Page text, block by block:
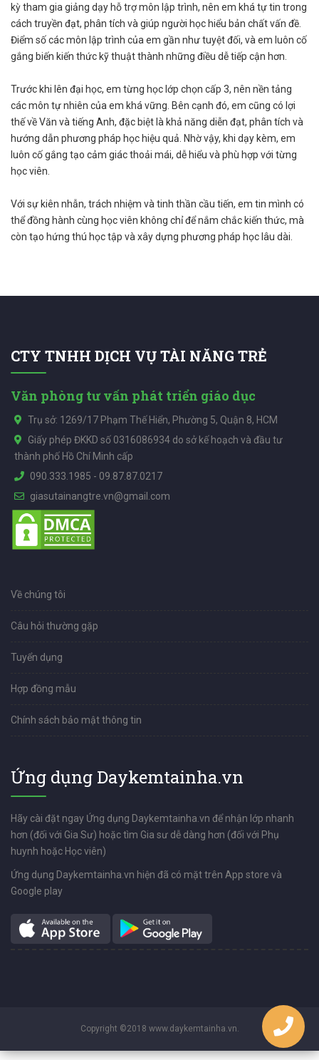
kỳ tham gia giảng dạy hỗ trợ môn lập trình, nên em khá tự tin trong
cách truyền đạt, phân tích và giúp người học hiểu bản chất vấn đề.
Điểm số các môn lập trình của em gần như tuyệt đối, và em luôn cố
gắng biến kiến thức kỹ thuật thành những điều dễ tiếp cận hơn.
Trước khi lên đại học, em từng học lớp chọn cấp 3, nên nền tảng
các môn tự nhiên của em khá vững. Bên cạnh đó, em cũng có lợi
thế về Văn và tiếng Anh, đặc biệt là khả năng diễn đạt, phân tích và
hướng dẫn phương pháp học hiệu quả. Nhờ vậy, khi dạy kèm, em
luôn cố gắng tạo cảm giác thoải mái, dễ hiểu và phù hợp với từng
học viên.
Với sự kiên nhẫn, trách nhiệm và tinh thần cầu tiến, em tin mình có
thể đồng hành cùng học viên không chỉ để nắm chắc kiến thức, mà
còn tạo hứng thú học tập và xây dựng phương pháp học lâu dài.
CTY TNHH DỊCH VỤ TÀI NĂNG TRẺ
Văn phòng tư vấn phát triển giáo dục
Trụ sở: 1269/17 Phạm Thế Hiển, Phường 5, Quận 8, HCM
Giấy phép ĐKKD số 0316086934 do sở kế hoạch và đầu tư
thành phố Hồ Chí Minh cấp
090.333.1985 - 09.87.87.0217
giasutainangtre.vn@gmail.com
Về chúng tôi
Câu hỏi thường gặp
Tuyển dụng
Hợp đồng mẫu
Chính sách bảo mật thông tin
Ứng dụng Daykemtainha.vn
Hãy cài đặt ngay Ứng dụng Daykemtainha.vn để nhận lớp nhanh
hơn (đối với Gia Sư) hoặc tìm Gia sư dễ dàng hơn (đối với Phụ
huynh hoặc Học viên)
Ứng dụng Daykemtainha.vn hiện đã có mặt trên App store và
Google play
Copyright ©2018 www.daykemtainha.vn.